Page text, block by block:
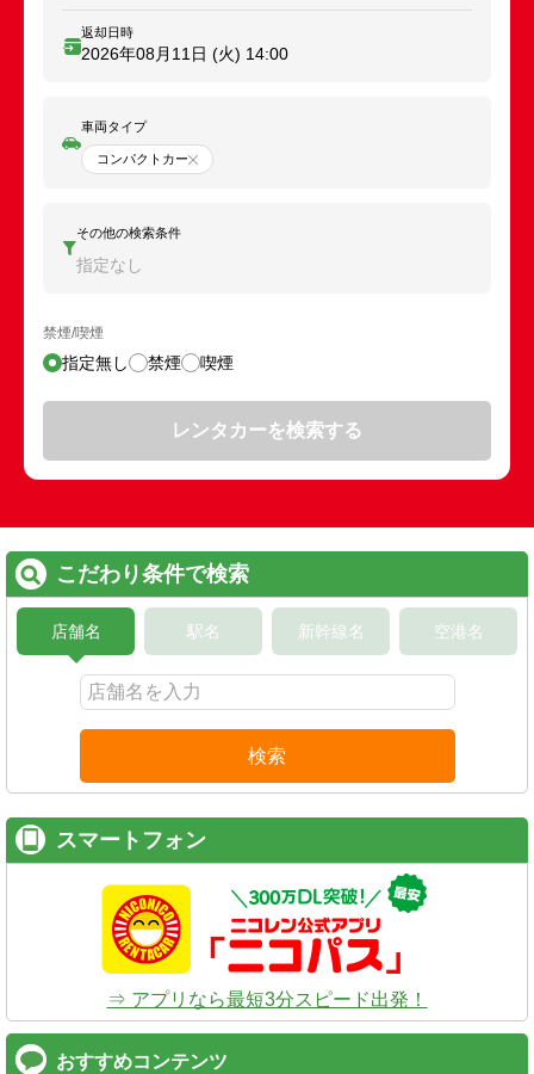
返却日時
2026年08月11日 (火) 14:00
車両タイプ
コンパクトカー
その他の検索条件
指定なし
禁煙/喫煙
指定無し 禁煙 喫煙
レンタカーを検索する
こだわり条件で検索
店舗名 駅名 新幹線名 空港名
検索
スマートフォン
⇒ アプリなら最短3分スピード出発！
おすすめコンテンツ